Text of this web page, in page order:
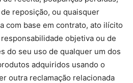
reposição, ou quaisquer
com base em contrato, ato ilícito
objetiva ou de
do seu uso de qualquer um dos
adquiridos usando o
outra reclamação relacionada